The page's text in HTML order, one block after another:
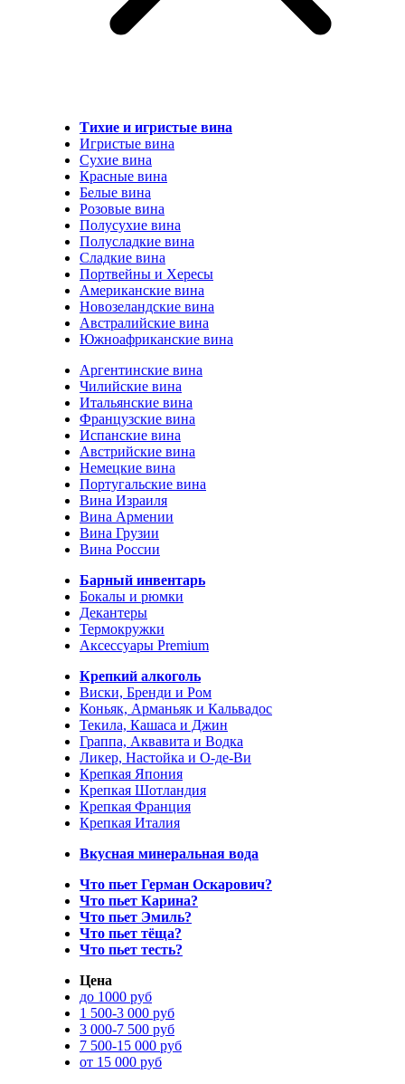
Тихие и игристые вина
Игристые вина
Сухие вина
Красные вина
Белые вина
Розовые вина
Полусухие вина
Полусладкие вина
Сладкие вина
Портвейны и Хересы
Американские вина
Новозеландские вина
Австралийские вина
Южноафриканские вина
Аргентинские вина
Чилийские вина
Итальянские вина
Французские вина
Испанские вина
Австрийские вина
Немецкие вина
Португальские вина
Вина Израиля
Вина Армении
Вина Грузии
Вина России
Барный инвентарь
Бокалы и рюмки
Декантеры
Термокружки
Аксессуары Premium
Крепкий алкоголь
Виски, Бренди и Ром
Коньяк, Арманьяк и Кальвадос
Текила, Кашаса и Джин
Граппа, Аквавита и Водка
Ликер, Настойка и О-де-Ви
Крепкая Япония
Крепкая Шотландия
Крепкая Франция
Крепкая Италия
Вкусная минеральная вода
Что пьет Герман Оскарович?
Что пьет Карина?
Что пьет Эмиль?
Что пьет тёща?
Что пьет тесть?
Цена
до 1000 руб
1 500-3 000 руб
3 000-7 500 руб
7 500-15 000 руб
от 15 000 руб